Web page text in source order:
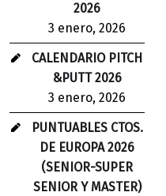
2026
3 enero, 2026
CALENDARIO PITCH
&PUTT 2026
3 enero, 2026
PUNTUABLES CTOS.
DE EUROPA 2026
(SENIOR-SUPER
SENIOR Y MASTER)